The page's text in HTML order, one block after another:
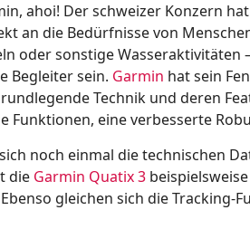
ahoi! Der schweizer Konzern
an die Bedürfnisse von
oder sonstige Wasseraktivitäten
Begleiter sein. Garmin hat sein
Technik und deren
Funktionen, eine verbesserte
noch einmal die technischen
die Garmin Quatix 3
gleichen sich die